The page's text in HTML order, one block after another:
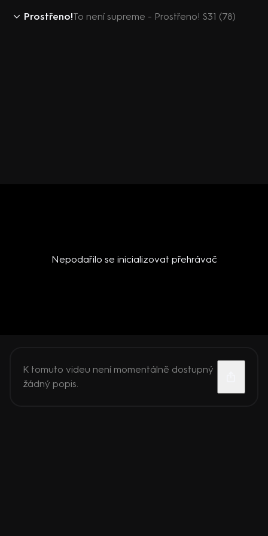
Prostřeno!To není supreme - Prostřeno! S31 (78)
Nepodařilo se inicializovat přehrávač
K tomuto videu není momentálně dostupný
žádný popis.